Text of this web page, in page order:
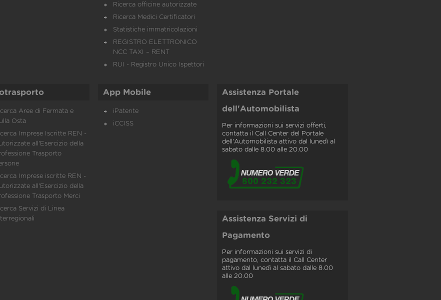
Ricerca officine autorizzate
Ricerca Medici Certificatori
Statistiche immatricolazioni
REGISTRO ELETTRONICO
NCC TAXI – RENT
RUI - Registro Unico Ispettori
Aree di Fermata e
Osta
Imprese Iscritte REN -
all'Esercizio della
Trasporto
Imprese iscritte REN -
all'Esercizio della
Trasporto Merci
Servizi di Linea
App Mobile
iPatente
iCCISS
Assistenza Portale
dell'Automobilista
Per informazioni sui servizi offerti,
contatta il Call Center del Portale
dell'Automobilista attivo dal lunedì al
sabato dalle 8.00 alle 20.00
Assistenza Servizi di
Pagamento
Per informazioni sui servizi di
pagamento, contatta il Call Center
attivo dal lunedì al sabato dalle 8.00
alle 20.00